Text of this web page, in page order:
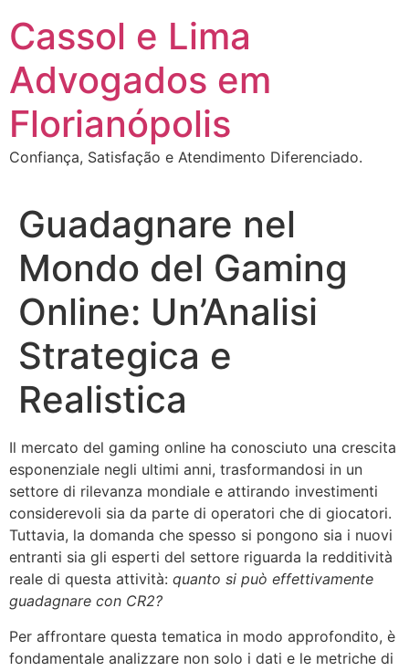
para
conteúdo
Cassol e Lima
Advogados em
Florianópolis
Confiança, Satisfação e Atendimento Diferenciado.
Guadagnare nel
Mondo del Gaming
Online: Un’Analisi
Strategica e
Realistica
Il mercato del gaming online ha conosciuto una crescita
esponenziale negli ultimi anni, trasformandosi in un
settore di rilevanza mondiale e attirando investimenti
considerevoli sia da parte di operatori che di giocatori.
Tuttavia, la domanda che spesso si pongono sia i nuovi
entranti sia gli esperti del settore riguarda la redditività
reale di questa attività: quanto si può effettivamente
guadagnare con CR2?
Per affrontare questa tematica in modo approfondito, è
fondamentale analizzare non solo i dati e le metriche di